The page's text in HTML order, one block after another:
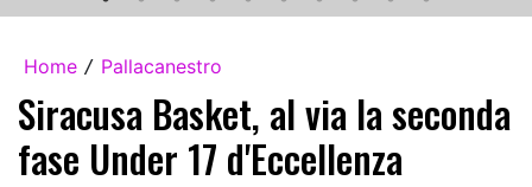
Home / Pallacanestro
Siracusa Basket, al via la seconda
fase Under 17 d'Eccellenza